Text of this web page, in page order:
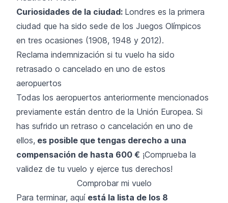
Curiosidades de la ciudad: Londres es la primera
ciudad que ha sido sede de los Juegos Olímpicos
en tres ocasiones (1908, 1948 y 2012).
Reclama indemnización si tu vuelo ha sido
retrasado o cancelado en uno de estos
aeropuertos
Todas los aeropuertos anteriormente mencionados
previamente están dentro de la Unión Europea. Si
has sufrido un retraso o cancelación en uno de
ellos, es posible que tengas derecho a una
compensación de hasta 600 € ¡Comprueba la
validez de tu vuelo y ejerce tus derechos!
Comprobar mi vuelo
Para terminar, aquí está la lista de los 8